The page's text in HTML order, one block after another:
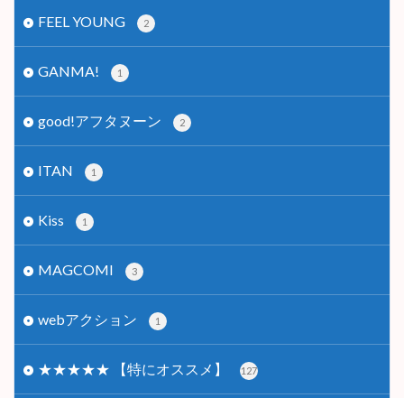
FEEL YOUNG 2
GANMA! 1
good!アフタヌーン 2
ITAN 1
Kiss 1
MAGCOMI 3
webアクション 1
★★★★★ 【特にオススメ】 127